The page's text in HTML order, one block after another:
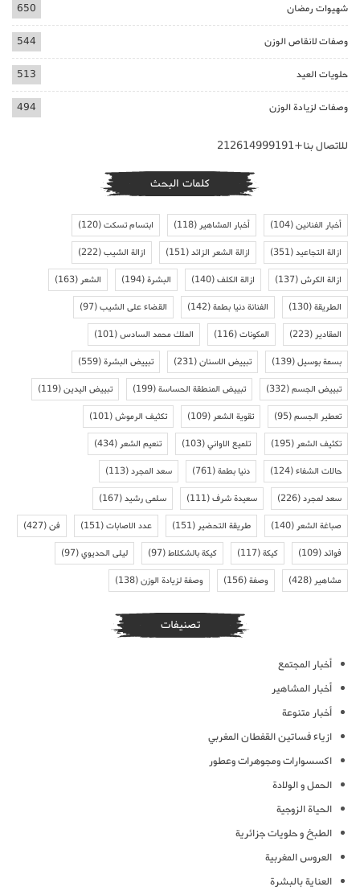
شهيوات رمضان 650
وصفات لانقاص الوزن 544
حلويات العيد 513
وصفات لزيادة الوزن 494
للاتصال بنا+212614999191
كلمات البحث
أخبار الفنانين(104) أخبار المشاهير(118) ابتسام تسكت(120)
ازالة التجاعيد(351) ازالة الشعر الزائد(151) ازالة الشيب(222)
ازالة الكرش(137) ازالة الكلف(140) البشرة(194) الشعر(163)
الطريقة(130) الفنانة دنيا بطمة(142) القضاء على الشيب(97)
المقادير(223) المكونات(116) الملك محمد السادس(101)
بسمة بوسيل(139) تبييض الاسنان(231) تبييض البشرة(559)
تبييض الجسم(332) تبييض المنطقة الحساسة(199) تبييض اليدين(119)
تعطير الجسم(95) تقوية الشعر(109) تكثيف الرموش(101)
تكثيف الشعر(195) تلميع الاواني(103) تنعيم الشعر(434)
حالات الشفاء(124) دنيا بطمة(761) سعد المجرد(113)
سعد لمجرد(226) سعيدة شرف(111) سلمى رشيد(167)
صباغة الشعر(140) طريقة التحضير(151) عدد الاصابات(151) فن(427)
فوائد(109) كيكة(117) كيكة بالشكلاط(97) ليلى الحديوي(97)
مشاهير(428) وصفة(156) وصفة لزيادة الوزن(138)
تصنيفات
أخبار المجتمع
أخبار المشاهير
أخبار متنوعة
ازياء فساتين القفطان المغربي
اكسسوارات ومجوهرات وعطور
الحمل و الولادة
الحياة الزوجية
الطبخ و حلويات جزائرية
العروس المغربية
العناية بالبشرة